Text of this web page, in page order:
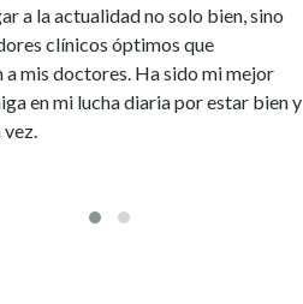
a la actualidad no solo bien, sino
clínicos óptimos que
a mis doctores. Ha sido mi mejor
en mi lucha diaria por estar bien y
vez.